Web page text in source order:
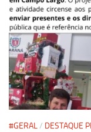
#GERAL/ DESTAQUE